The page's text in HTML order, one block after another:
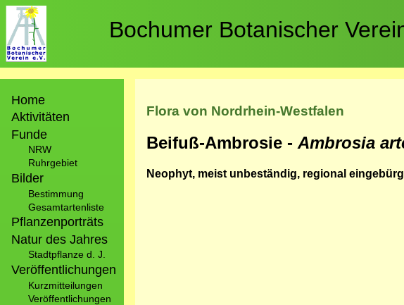
Direkt
zum
Inhalt
Bochumer Botanischer
Home
Aktivitäten
Funde
NRW
Ruhrgebiet
Bilder
Bestimmung
Gesamtartenliste
Pflanzenporträts
Natur des Jahres
Stadtpflanze d. J.
Veröffentlichungen
Kurzmitteilungen
Veröffentlichungen
Flora von Nordrhein-Westfalen
Beifuß-Ambrosie - Ambrosia
Neophyt, meist unbeständig, regional